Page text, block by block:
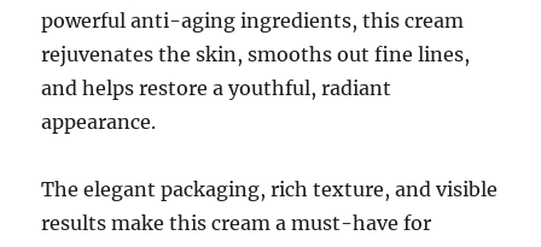
powerful anti-aging ingredients, this cream
rejuvenates the skin, smooths out fine lines,
and helps restore a youthful, radiant
appearance.
The elegant packaging, rich texture, and visible
results make this cream a must-have for